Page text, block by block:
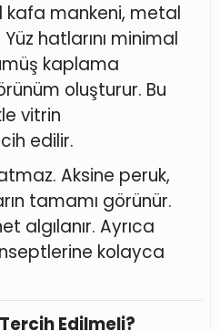
kafa mankeni, metal
hatlarını minimal
kaplama
oluşturur. Bu
vitrin
edilir.
Aksine peruk,
tamamı görünür.
algılanır. Ayrıca
kolayca
Edilmeli?